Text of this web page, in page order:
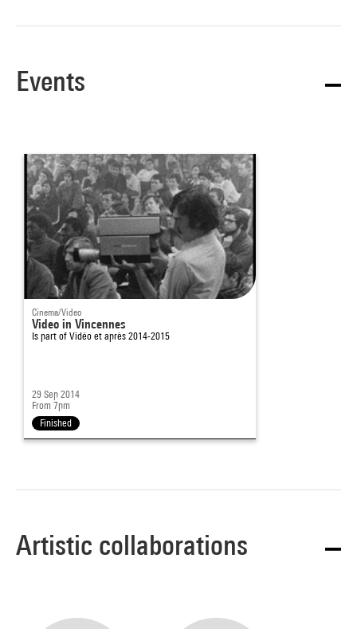
Events
Cinema/Video
Video in Vincennes
Is part of Vidéo et après 2014-2015
29 Sep 2014
From 7pm
Finished
Artistic collaborations